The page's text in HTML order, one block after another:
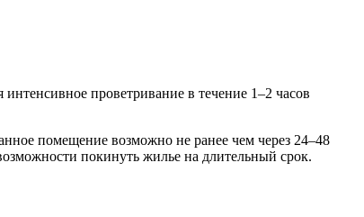
проветривание в течение 1–2 часов
помещение возможно не ранее чем через 24–48
покинуть жилье на длительный срок.